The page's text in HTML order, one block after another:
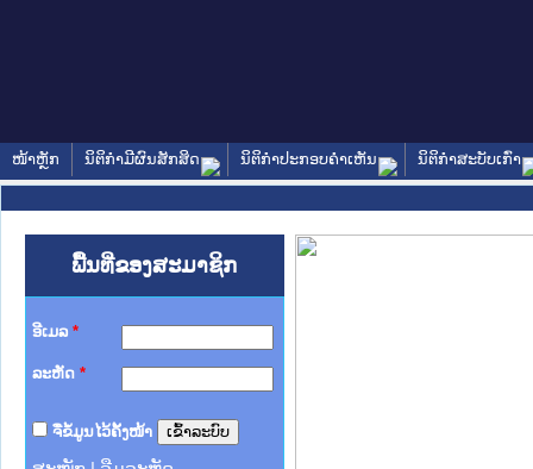
ໜ້າຫຼັກ ນິຕິກໍາມີຜົນສັກສິດ ນິຕິກໍາປະກອບຄໍາເຫັນ ນິຕິກໍາສະບັບເກົ່າ
ພື້ນທີ່ຂອງສະມາຊິກ
ອີເມລ *
ລະຫັດ *
ຈື່ຂໍ້ມູນໄວ້ຄັ້ງໜ້າ